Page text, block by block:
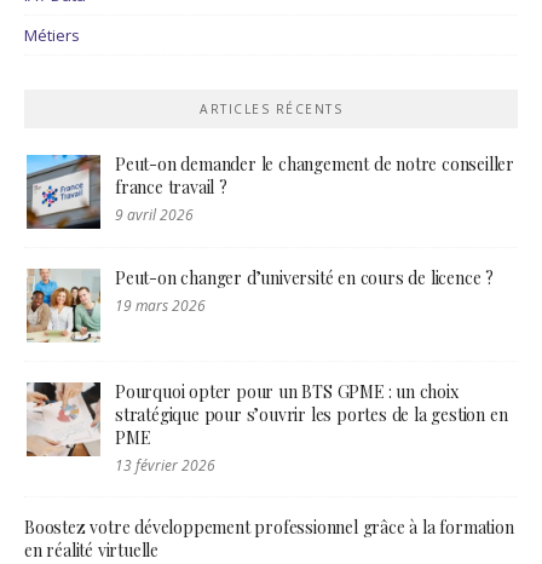
Métiers
ARTICLES RÉCENTS
Peut-on demander le changement de notre conseiller
france travail ?
9 avril 2026
Peut-on changer d’université en cours de licence ?
19 mars 2026
Pourquoi opter pour un BTS GPME : un choix
stratégique pour s’ouvrir les portes de la gestion en
PME
13 février 2026
Boostez votre développement professionnel grâce à la formation
en réalité virtuelle